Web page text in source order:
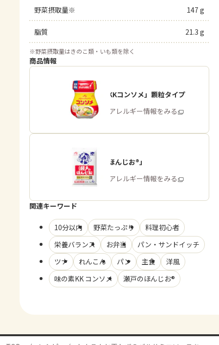
野菜摂取量※ 147 g
脂質 21.3 g
※野菜摂取量はきのこ類・いも類を除く
商品情報
「味の素KKコンソメ」顆粒タイプ
商品・アレルギー情報をみる
「瀬戸のほんじお®」
商品・アレルギー情報をみる
関連キーワード
10分以内 野菜たっぷり
料理初心者
栄養バランス
お弁当
パン・サンドイッチ
ツナ
れんこん パン 主食
洋風
味の素KK コンソメ
瀬戸のほんじお®